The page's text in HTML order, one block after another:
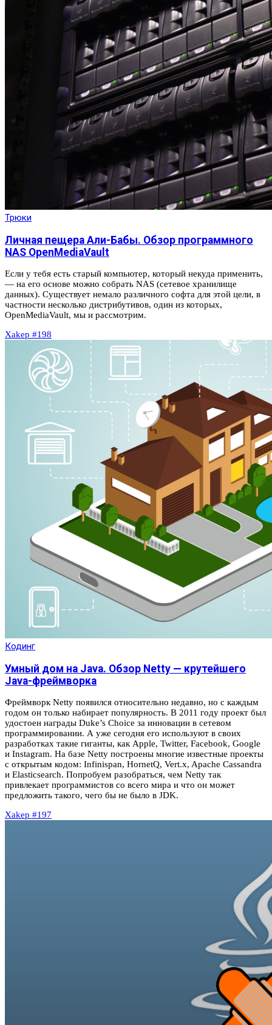
Трюки
Личная пещера Али-Бабы. Обзор программного
NAS OpenMediaVault
Если у тебя есть старый компьютер, который некуда применить,
— на его основе можно собрать NAS (сетевое хранилище
данных). Существует немало различного софта для этой цели, в
частности несколько дистрибутивов, один из которых,
OpenMediaVault, мы и рассмотрим.
Xakep #198
Кодинг
Умный дом на Java. Обзор Netty — крутейшего
Java-фреймворка
Фреймворк Netty появился относительно недавно, но с каждым
годом он только набирает популярность. В 2011 году проект был
удостоен награды Duke’s Choice за инновации в сетевом
программировании. А уже сегодня его используют в своих
разработках такие гиганты, как Apple, Twitter, Facebook, Google
и Instagram. На базе Netty построены многие известные проекты
с открытым кодом: Infinispan, HornetQ, Vert.x, Apache Cassandra
и Elasticsearch. Попробуем разобраться, чем Netty так
привлекает программистов со всего мира и что он может
предложить такого, чего бы не было в JDK.
Xakep #197